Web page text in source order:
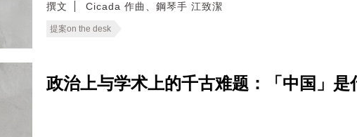
撰文 Cicada 作曲、鋼琴手 江致潔
提案on the desk
政治上与学术上的千古难题：「中国」